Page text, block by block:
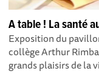
A table ! La santé
Exposition du
collège Arthur
grands plaisirs de la